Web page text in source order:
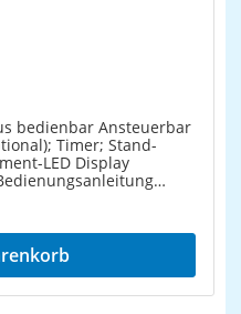
Timer; Stand-
LED Display
W DMX-Kanäle: 1
(M) Einbauversion
(optional); Timer;
Schwarz